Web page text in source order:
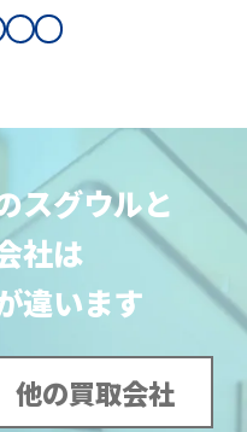
スグウルと
社は
違います
他の買取会社